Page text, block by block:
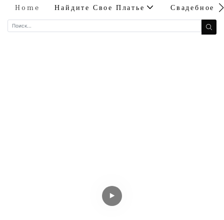
Home Найдите Свое Платье Свадебное